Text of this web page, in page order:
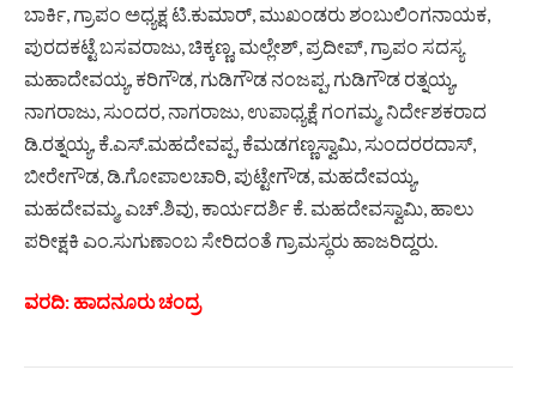
ಬಾರ್ಕಿ, ಗ್ರಾಪಂ ಅಧ್ಯಕ್ಷ ಟಿ.ಕುಮಾರ್, ಮುಖಂಡರು ಶಂಬುಲಿಂಗನಾಯಕ,
ಪುರದಕಟ್ಟೆ ಬಸವರಾಜು, ಚಿಕ್ಕಣ್ಣ, ಮಲ್ಲೇಶ್, ಪ್ರದೀಪ್, ಗ್ರಾಪಂ ಸದಸ್ಯ
ಮಹಾದೇವಯ್ಯ, ಕರಿಗೌಡ, ಗುಡಿಗೌಡ ನಂಜಪ್ಪ, ಗುಡಿಗೌಡ ರತ್ನಯ್ಯ,
ನಾಗರಾಜು, ಸುಂದರ, ನಾಗರಾಜು, ಉಪಾಧ್ಯಕ್ಷೆ ಗಂಗಮ್ಮ, ನಿರ್ದೇಶಕರಾದ
ಡಿ.ರತ್ನಯ್ಯ, ಕೆ.ಎಸ್.ಮಹದೇವಪ್ಪ, ಕೆಮಡಗಣ್ಣಸ್ವಾಮಿ, ಸುಂದರರದಾಸ್,
ಬೀರೇಗೌಡ, ಡಿ.ಗೋಪಾಲಚಾರಿ, ಪುಟ್ಟೇಗೌಡ, ಮಹದೇವಯ್ಯ,
ಮಹದೇವಮ್ಮ, ಎಚ್.ಶಿವು, ಕಾರ್ಯದರ್ಶಿ ಕೆ. ಮಹದೇವಸ್ವಾಮಿ, ಹಾಲು
ಪರೀಕ್ಷಕಿ ಎಂ.ಸುಗುಣಾಂಬ ಸೇರಿದಂತೆ ಗ್ರಾಮಸ್ಥರು ಹಾಜರಿದ್ದರು.
ವರದಿ: ಹಾದನೂರು ಚಂದ್ರ